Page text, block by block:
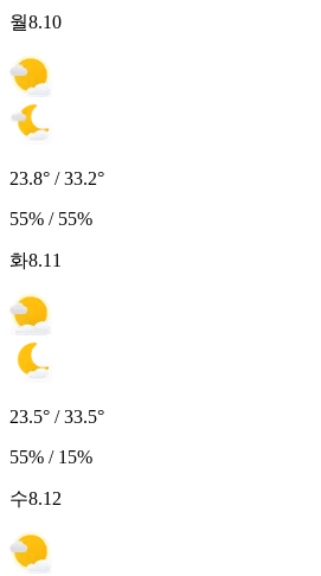
월8.10
23.8° / 33.2°
55% / 55%
화8.11
23.5° / 33.5°
55% / 15%
수8.12